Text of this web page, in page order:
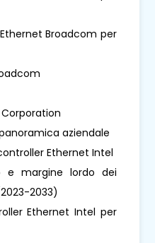
Broadcom per
Corporation
aziendale
Ethernet Intel
e margine lordo dei
2033)
Ethernet Intel per